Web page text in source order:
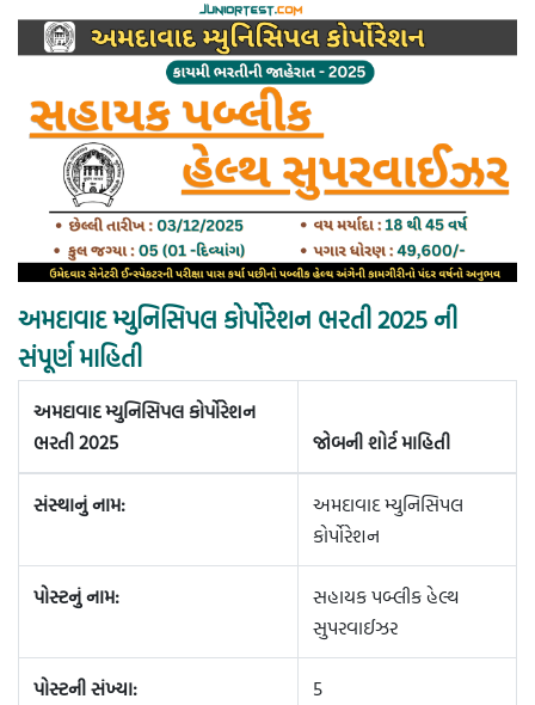
અમદાવાદ મ્યુનિસિપલ કોર્પોરેશન ભરતી 2025 ની
સંપૂર્ણ માહિતી
અમદાવાદ મ્યુનિસિપલ કોર્પોરેશન
ભરતી 2025
જોબની શોર્ટ માહિતી
સંસ્થાનું નામ:
અમદાવાદ મ્યુનિસિપલ
કોર્પોરેશન
પોસ્ટનું નામ:
સહાયક પબ્લીક હેલ્થ
સુપરવાઈઝર
પોસ્ટની સંખ્યા: 5